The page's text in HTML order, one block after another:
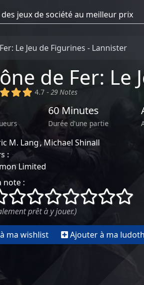
Le Jeu de Figurines - Lannister
de Fer: Le
(x) (x) (x) (x)
4.7 -29 Notes
60 Minutes
Durée d'une partie
M. Lang Michael Shinall
: ~
Limited
note :
() () () () () () ()
prêt à y jouer.)
ma wishlist Ajouter à ma